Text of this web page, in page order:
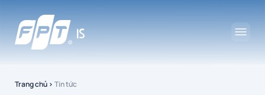
Trang chủ › Tin tức